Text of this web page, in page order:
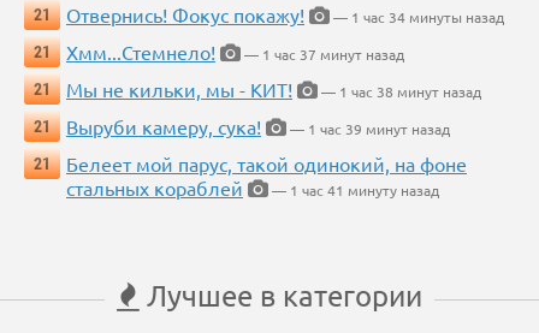
21
Отвернись! Фокус покажу!
— 1 час 34 минуты назад
21
Хмм...Стемнело!
— 1 час 37 минут назад
21
Мы не кильки, мы - КИТ!
— 1 час 38 минут назад
21
Выруби камеру, сука!
— 1 час 39 минут назад
21
Белеет мой парус, такой одинокий, на фоне
стальных кораблей
— 1 час 41 минуту назад
Лучшее в категории